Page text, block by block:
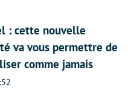
: cette nouvelle
va vous permettre de
comme jamais